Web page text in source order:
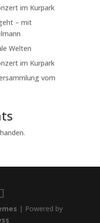
im Kurpark
– mit
Welten
im Kurpark
vom
| Powered by